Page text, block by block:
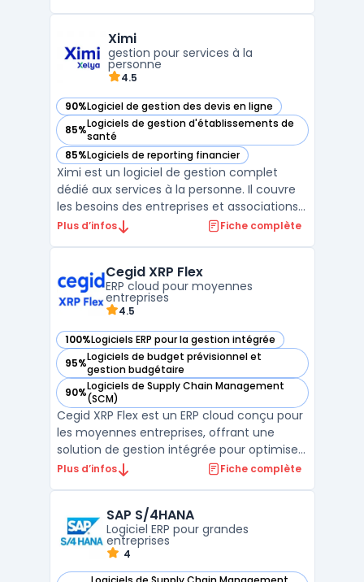
entreprises gérant des projets ou des
affaires, Akuiteo facilite la plan ...
Ximi
gestion pour services à la
personne
4.5
90%Logiciel de gestion des devis en ligne
— voir Ximi dans cette catégorie
85%Logiciels de gestion d'établissements de
santé
— voir Ximi dans cette catégorie
85%Logiciels de reporting financier
— voir Ximi dans cette catégorie
Ximi est un logiciel de gestion complet
dédié aux services à la personne. Il couvre
les besoins des entreprises et associations
de ce secteur, avec des fonctionnalités
humaines, la facturation et le suivi de la
relation client. ...
Plus d’infos Fiche complète
Cegid XRP Flex
ERP cloud pour moyennes
entreprises
4.5
100%Logiciels ERP pour la gestion intégrée
— voir Cegid XRP Flex dans cette catégorie
95%Logiciels de budget prévisionnel et
gestion budgétaire
— voir Cegid XRP Flex dans cette catégorie
90%Logiciels de Supply Chain Management
(SCM)
— voir Cegid XRP Flex dans cette catégorie
Cegid XRP Flex est un ERP cloud conçu pour
les moyennes entreprises, offrant une
solution de gestion intégrée pour optimiser
les processus financiers, commerciaux et
moyenne, Cegid XRP Flex facilite la gestion
des flux comptable ...
Plus d’infos Fiche complète
SAP S/4HANA
Logiciel ERP pour grandes
entreprises
4